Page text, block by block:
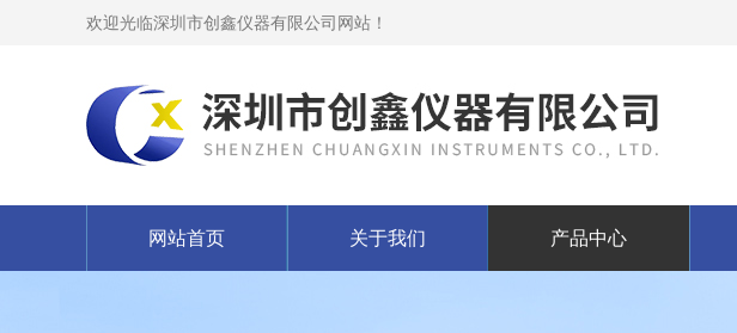
欢迎光临深圳市创鑫仪器有限公司网站！
网站首页 关于我们 产品中心